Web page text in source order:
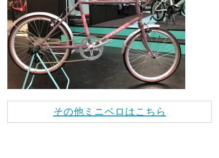
その他ミニベロはこちら